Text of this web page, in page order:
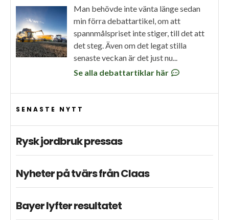
Man behövde inte vänta länge sedan
min förra debattartikel, om att
spannmålspriset inte stiger, till det att
det steg. Även om det legat stilla
senaste veckan är det just nu...
Se alla debattartiklar här
SENASTE NYTT
Rysk jordbruk pressas
Nyheter på tvärs från Claas
Bayer lyfter resultatet